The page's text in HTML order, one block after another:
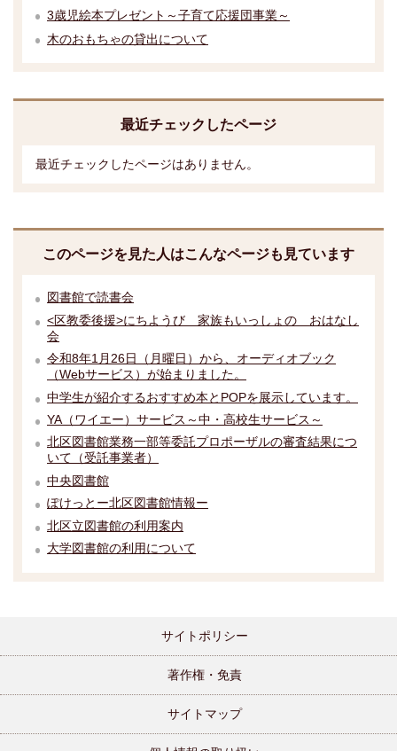
3歳児絵本プレゼント～子育て応援団事業～
木のおもちゃの貸出について
最近チェックしたページ
最近チェックしたページはありません。
このページを見た人はこんなページも見ています
図書館で読書会
<区教委後援>にちようび 家族もいっしょの おはなし
会
令和8年1月26日（月曜日）から、オーディオブック
（Webサービス）が始まりました。
中学生が紹介するおすすめ本とPOPを展示しています。
YA（ワイエー）サービス～中・高校生サービス～
北区図書館業務一部等委託プロポーザルの審査結果につ
いて（受託事業者）
中央図書館
ぽけっとー北区図書館情報ー
北区立図書館の利用案内
大学図書館の利用について
サイトポリシー
著作権・免責
サイトマップ